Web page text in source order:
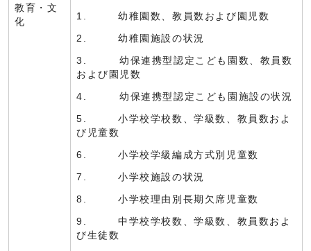
教育・文
化
1. 幼稚園数、教員数および園児数
2. 幼稚園施設の状況
3. 幼保連携型認定こども園数、教員数
および園児数
4. 幼保連携型認定こども園施設の状況
5. 小学校学校数、学級数、教員数およ
び児童数
6. 小学校学級編成方式別児童数
7. 小学校施設の状況
8. 小学校理由別長期欠席児童数
9. 中学校学校数、学級数、教員数およ
び生徒数